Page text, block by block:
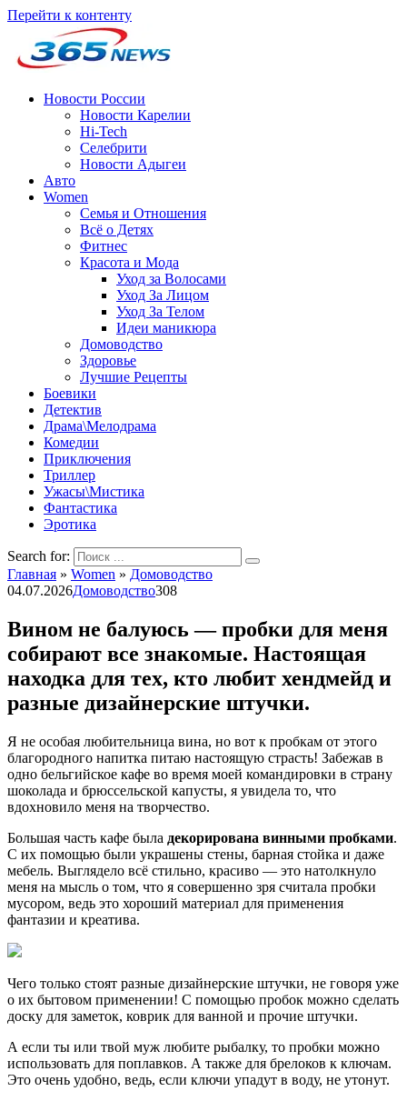
Перейти к контенту
Новости России
Новости Карелии
Hi-Tech
Селебрити
Новости Адыгеи
Авто
Women
Семья и Отношения
Всё о Детях
Фитнес
Красота и Мода
Уход за Волосами
Уход За Лицом
Уход За Телом
Идеи маникюра
Домоводство
Здоровье
Лучшие Рецепты
Боевики
Детектив
Драма\Мелодрама
Комедии
Приключения
Триллер
Ужасы\Мистика
Фантастика
Эротика
Search for:
Главная » Women » Домоводство
04.07.2026Домоводство308
Вином не балуюсь — пробки для меня
собирают все знакомые. Настоящая
находка для тех, кто любит хендмейд и
разные дизайнерские штучки.
Я не особая любительница вина, но вот к пробкам от этого
благородного напитка питаю настоящую страсть! Забежав в
одно бельгийское кафе во время моей командировки в страну
шоколада и брюссельской капусты, я увидела то, что
вдохновило меня на творчество.
Большая часть кафе была декорирована винными пробками.
С их помощью были украшены стены, барная стойка и даже
мебель. Выглядело всё стильно, красиво — это натолкнуло
меня на мысль о том, что я совершенно зря считала пробки
мусором, ведь это хороший материал для применения
фантазии и креатива.
Чего только стоят разные дизайнерские штучки, не говоря уже
о их бытовом применении! С помощью пробок можно сделать
доску для заметок, коврик для ванной и прочие штучки.
А если ты или твой муж любите рыбалку, то пробки можно
использовать для поплавков. А также для брелоков к ключам.
Это очень удобно, ведь, если ключи упадут в воду, не утонут.